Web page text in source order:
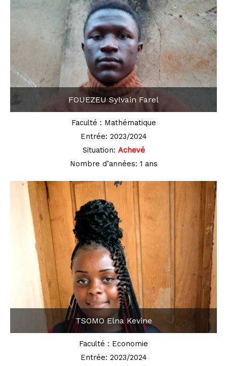
FOUEZEU Sylvain Farel
Faculté : Mathématique
Entrée: 2023/2024
Situation: Achevé
Nombre d’années: 1 ans
TSOMO Elna Kevine
Faculté : Economie
Entrée: 2023/2024